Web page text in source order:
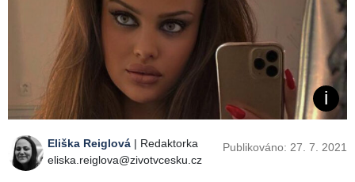
Eliška Reiglová | Redaktorka
eliska.reiglova@zivotvcesku.cz
Publikováno: 27. 7. 2021